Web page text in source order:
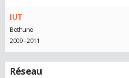
IUT
Bethune
2009 - 2011
Réseau